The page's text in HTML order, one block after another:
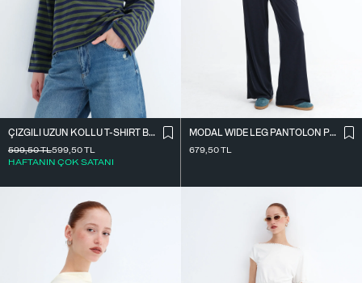
ÇIZGILI UZUN KOLLU T-SHIRT B10644
599,50TL
HAFTANIN ÇOK SATANI
599,50TL
MODAL WIDE LEG PANTOLON PN12415
679,50TL